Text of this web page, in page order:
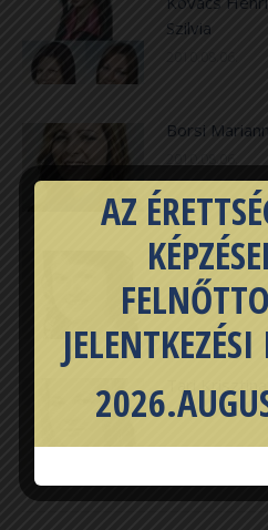
Szilvia
Borsi
Bődi
2010.08.06.
2010.08.06.
AZ